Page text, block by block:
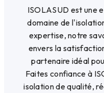
ISOLASUD est une
domaine de
expertise, notre
envers la
partenaire idéal
Faites confiance à
isolation de qualité,